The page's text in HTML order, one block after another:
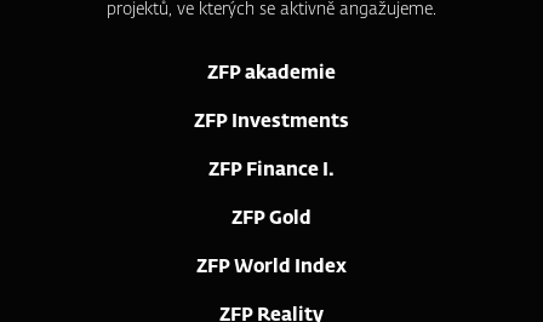
projektů, ve kterých se aktivně angažujeme.
ZFP akademie
ZFP Investments
ZFP Finance I.
ZFP Gold
ZFP World Index
ZFP Reality